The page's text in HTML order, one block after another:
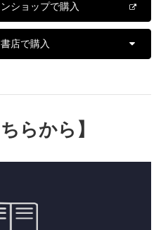
ショップで購入
店で購入
らから】